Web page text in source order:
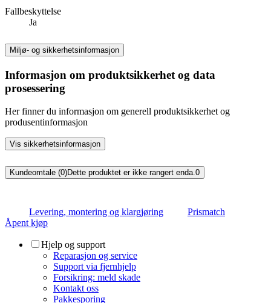
Fallbeskyttelse
Ja
Miljø- og sikkerhetsinformasjon
Informasjon om produktsikkerhet og data
prosessering
Her finner du informasjon om generell produktsikkerhet og
produsentinformasjon
Vis sikkerhetsinformasjon
Kundeomtale (0)Dette produktet er ikke rangert enda.0
Levering, montering og klargjøring
Prismatch
Åpent kjøp
Hjelp og support
Reparasjon og service
Support via fjernhjelp
Forsikring: meld skade
Kontakt oss
Pakkesporing